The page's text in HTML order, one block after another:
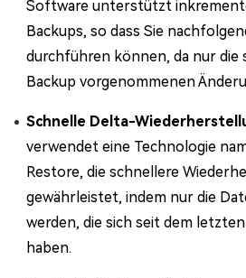
Software unterstützt
Backups, so dass Sie
durchführen können, da nur die
Backup vorgenommenen
Schnelle Delta-
verwendet eine Technologie
Restore, die schnellere
gewährleistet, indem nur die
werden, die sich seit dem
haben.